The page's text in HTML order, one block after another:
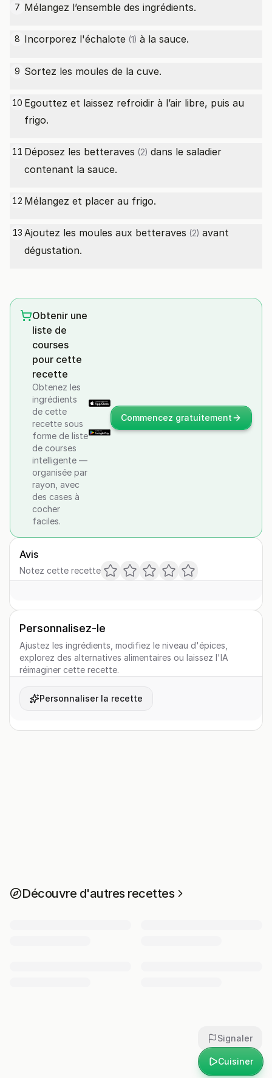
Cuisiner
7 Mélangez l’ensemble des ingrédients.
8 Incorporez l'échalote (1) à la sauce.
9 Sortez les moules de la cuve.
10 Egouttez et laissez refroidir à l’air libre, puis au
frigo.
11 Déposez les betteraves (2) dans le saladier
contenant la sauce.
12 Mélangez et placer au frigo.
13 Ajoutez les moules aux betteraves (2) avant
dégustation.
Obtenir une
liste de
courses
pour cette
recette
Obtenez les
ingrédients
de cette
recette sous
forme de liste
de courses
intelligente —
organisée par
rayon, avec
des cases à
cocher
faciles.
Commencez gratuitement
Avis
Notez cette recette
Personnalisez-le
Ajustez les ingrédients, modifiez le niveau d'épices,
explorez des alternatives alimentaires ou laissez l'IA
réimaginer cette recette.
Personnaliser la recette
Découvre d'autres recettes
Signaler